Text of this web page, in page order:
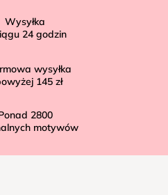
Wysyłka
24 godzin
wysyłka
145 zł
2800
motywów